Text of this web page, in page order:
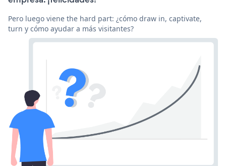
Pero luego viene the hard part: ¿cómo draw in, captivate,
turn y cómo ayudar a más visitantes?